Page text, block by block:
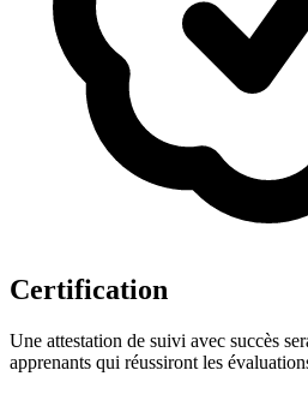
Certification
Une attestation de suivi avec succès
apprenants qui réussiront les